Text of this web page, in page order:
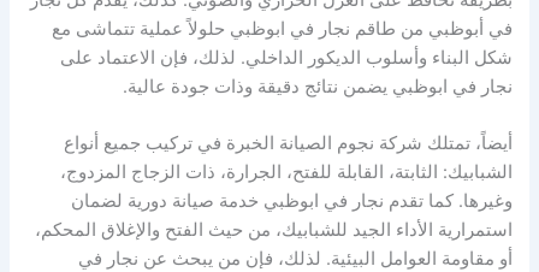
في أبوظبي من طاقم نجار في ابوظبي حلولاً عملية تتماشى مع
شكل البناء وأسلوب الديكور الداخلي. لذلك، فإن الاعتماد على
نجار في ابوظبي يضمن نتائج دقيقة وذات جودة عالية.
أيضاً، تمتلك شركة نجوم الصيانة الخبرة في تركيب جميع أنواع
الشبابيك: الثابتة، القابلة للفتح، الجرارة، ذات الزجاج المزدوج،
وغيرها. كما تقدم نجار في ابوظبي خدمة صيانة دورية لضمان
استمرارية الأداء الجيد للشبابيك، من حيث الفتح والإغلاق المحكم،
أو مقاومة العوامل البيئية. لذلك، فإن من يبحث عن نجار في